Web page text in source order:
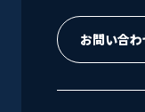
お問い合